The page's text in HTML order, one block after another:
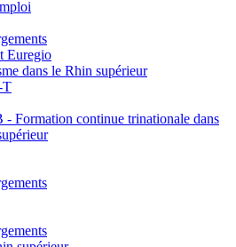
Euregio
dans le Rhin supérieur
T
Formation continue trinationale dans